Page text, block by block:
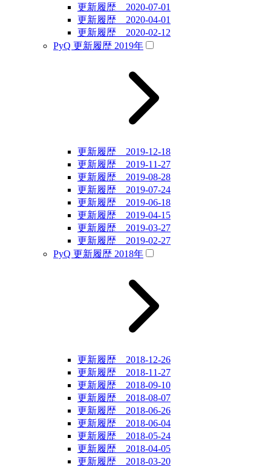
更新履歴 2020-07-01
更新履歴 2020-04-01
更新履歴 2020-02-12
PyQ 更新履歴 2019年
更新履歴 2019-12-18
更新履歴 2019-11-27
更新履歴 2019-08-28
更新履歴 2019-07-24
更新履歴 2019-06-18
更新履歴 2019-04-15
更新履歴 2019-03-27
更新履歴 2019-02-27
PyQ 更新履歴 2018年
更新履歴 2018-12-26
更新履歴 2018-11-27
更新履歴 2018-09-10
更新履歴 2018-08-07
更新履歴 2018-06-26
更新履歴 2018-06-04
更新履歴 2018-05-24
更新履歴 2018-04-05
更新履歴 2018-03-20